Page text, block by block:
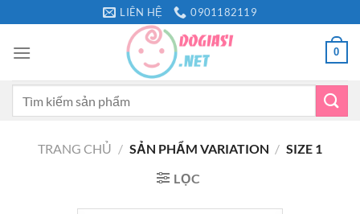
qua
nội
LIÊN HỆ 0901182119
0
TRANG CHỦ / SẢN PHẨM VARIATION / SIZE 1
LỌC